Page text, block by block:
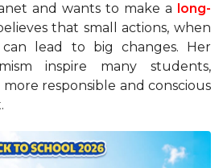
and wants to make a
long-
that small actions, when
can lead to big changes. Her
inspire many students,
responsible and conscious